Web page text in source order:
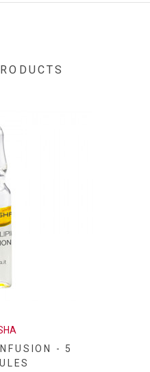
ALKYL ACRYLATE
ALCOHOL ● BENZYL
● ISOEUGENOL ●
- 5